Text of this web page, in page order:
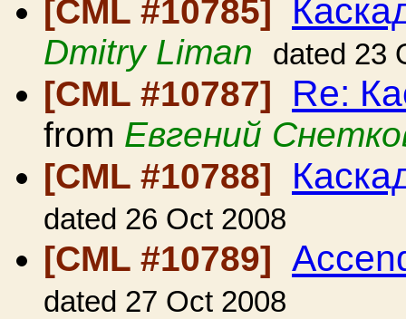
[CML #10785]
Dmitry Liman dated 23
[CML #10787] Re:
from Евгений
[CML #10788]
dated 26 Oct 2008
[CML #10789]
dated 27 Oct 2008